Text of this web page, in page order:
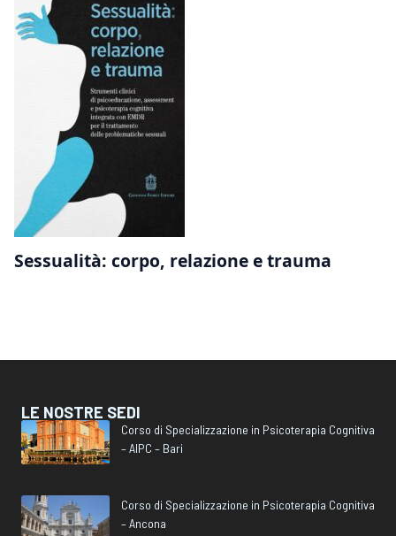
Sessualità: corpo, relazione e trauma
LE NOSTRE SEDI
Corso di Specializzazione in Psicoterapia Cognitiva
– AIPC – Bari
Corso di Specializzazione in Psicoterapia Cognitiva
– Ancona